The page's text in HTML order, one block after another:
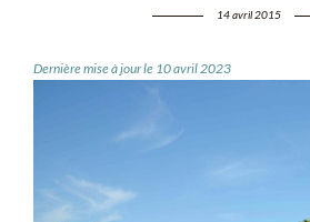
14 avril 2015
Dernière mise à jour le 10 avril 2023